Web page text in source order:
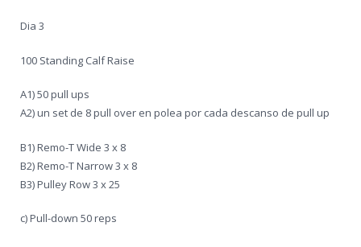
Dia 3
100 Standing Calf Raise
A1) 50 pull ups
A2) un set de 8 pull over en polea por cada descanso de pull up
B1) Remo-T Wide 3 x 8
B2) Remo-T Narrow 3 x 8
B3) Pulley Row 3 x 25
c) Pull-down 50 reps